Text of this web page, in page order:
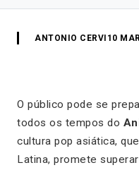
ANTONIO CERVI 10
O público pode se
todos os tempos do
cultura pop asiática,
Latina, promete